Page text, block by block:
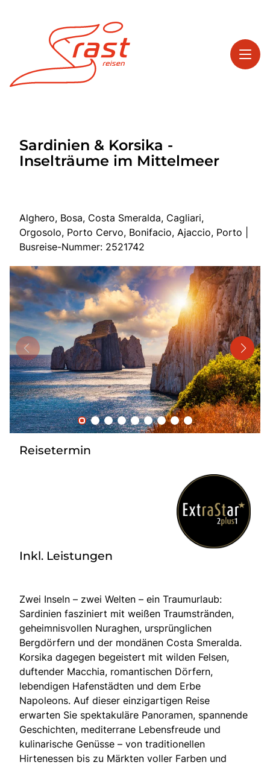
Highlights
Service
Start
Tagesreisen
Mehrtagesreisen
Bus anmieten
Linienverkehr
Service
Kontakt
Sardinien & Korsika -
Inselträume im Mittelmeer
Alghero, Bosa, Costa Smeralda, Cagliari,
Orgosolo, Porto Cervo, Bonifacio, Ajaccio, Porto |
Busreise-Nummer: 2521742
Reisetermin
Inkl. Leistungen
Zwei Inseln – zwei Welten – ein Traumurlaub:
Sardinien fasziniert mit weißen Traumstränden,
geheimnisvollen Nuraghen, ursprünglichen
Bergdörfern und der mondänen Costa Smeralda.
Korsika dagegen begeistert mit wilden Felsen,
duftender Macchia, romantischen Dörfern,
lebendigen Hafenstädten und dem Erbe
Napoleons. Auf dieser einzigartigen Reise
erwarten Sie spektakuläre Panoramen, spannende
Geschichten, mediterrane Lebensfreude und
kulinarische Genüsse – von traditionellen
Hirtenessen bis zu Märkten voller Farben und